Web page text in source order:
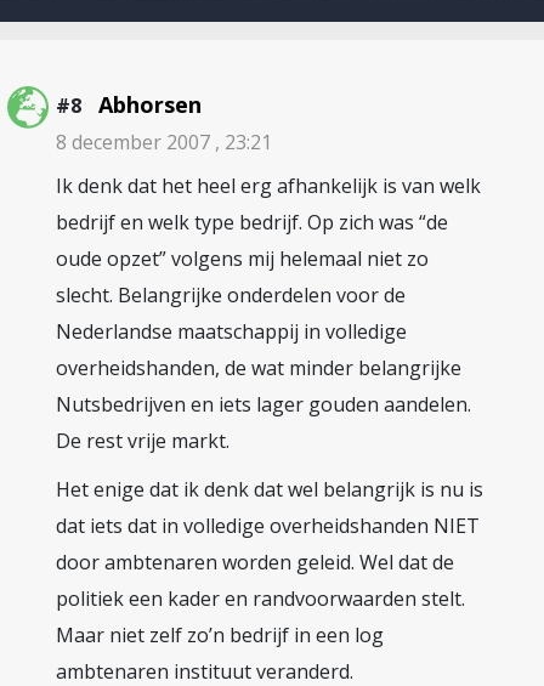
#8 Abhorsen
8 december 2007 , 23:21
Ik denk dat het heel erg afhankelijk is van welk
bedrijf en welk type bedrijf. Op zich was “de
oude opzet” volgens mij helemaal niet zo
slecht. Belangrijke onderdelen voor de
Nederlandse maatschappij in volledige
overheidshanden, de wat minder belangrijke
Nutsbedrijven en iets lager gouden aandelen.
De rest vrije markt.
Het enige dat ik denk dat wel belangrijk is nu is
dat iets dat in volledige overheidshanden NIET
door ambtenaren worden geleid. Wel dat de
politiek een kader en randvoorwaarden stelt.
Maar niet zelf zo’n bedrijf in een log
ambtenaren instituut veranderd.